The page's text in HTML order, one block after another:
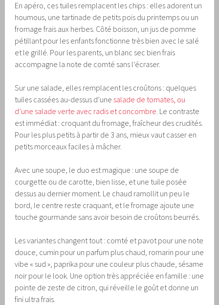
En apéro, ces tuiles remplacent les chips : elles adorent un
houmous, une tartinade de petits pois du printemps ou un
fromage frais aux herbes. Côté boisson, un jus de pomme
pétillant pour les enfants fonctionne très bien avec le salé
et le grillé. Pour les parents, un blanc sec bien frais
accompagne la note de comté sans l’écraser.
Sur une salade, elles remplacent les croûtons : quelques
tuiles cassées au-dessus d’une salade de tomates, ou
d’une salade verte avec radis et concombre. Le contraste
est immédiat : croquant du fromage, fraîcheur des crudités.
Pour les plus petits à partir de 3 ans, mieux vaut casser en
petits morceaux faciles à mâcher.
Avec une soupe, le duo est magique : une soupe de
courgette ou de carotte, bien lisse, et une tuile posée
dessus au dernier moment. Le chaud ramollit un peu le
bord, le centre reste craquant, et le fromage ajoute une
touche gourmande sans avoir besoin de croûtons beurrés.
Les variantes changent tout : comté et pavot pour une note
douce, cumin pour un parfum plus chaud, romarin pour une
vibe « sud », paprika pour une couleur plus chaude, sésame
noir pour le look. Une option très appréciée en famille : une
pointe de zeste de citron, qui réveille le goût et donne un
fini ultra frais.